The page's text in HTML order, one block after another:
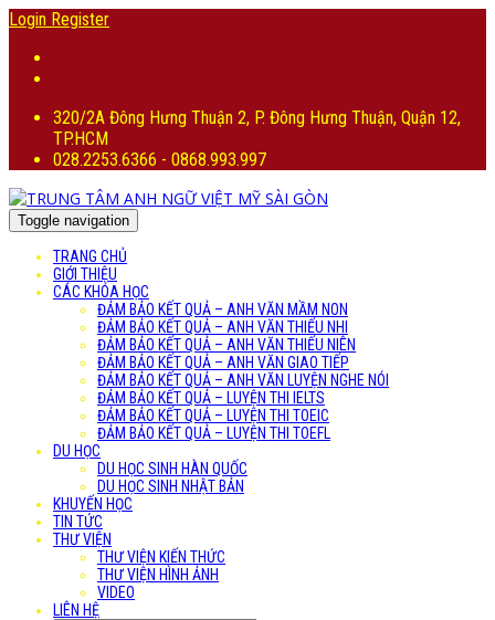
Login Register
320/2A Đông Hưng Thuận 2, P. Đông Hưng Thuận, Quận 12,
TP.HCM
028.2253.6366 - 0868.993.997
Toggle navigation
TRANG CHỦ
GIỚI THIỆU
CÁC KHÓA HỌC
ĐẢM BẢO KẾT QUẢ – ANH VĂN MẦM NON
ĐẢM BẢO KẾT QUẢ – ANH VĂN THIẾU NHI
ĐẢM BẢO KẾT QUẢ – ANH VĂN THIẾU NIÊN
ĐẢM BẢO KẾT QUẢ – ANH VĂN GIAO TIẾP
ĐẢM BẢO KẾT QUẢ – ANH VĂN LUYỆN NGHE NÓI
ĐẢM BẢO KẾT QUẢ – LUYỆN THI IELTS
ĐẢM BẢO KẾT QUẢ – LUYỆN THI TOEIC
ĐẢM BẢO KẾT QUẢ – LUYỆN THI TOEFL
DU HỌC
DU HỌC SINH HÀN QUỐC
DU HỌC SINH NHẬT BẢN
KHUYẾN HỌC
TIN TỨC
THƯ VIỆN
THƯ VIỆN KIẾN THỨC
THƯ VIỆN HÌNH ẢNH
VIDEO
LIÊN HỆ